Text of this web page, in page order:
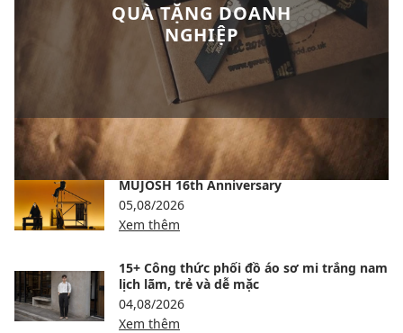
QUÀ TẶNG DOANH
NGHIỆP
BÀI VIẾT NỔI BẬT
MUJOSH 16th Anniversary
05,08/2026
Xem thêm
15+ Công thức phối đồ áo sơ mi trắng nam
lịch lãm, trẻ và dễ mặc
04,08/2026
Xem thêm